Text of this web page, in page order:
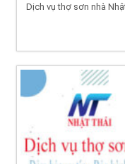
Dịch vụ thợ sơn nhà